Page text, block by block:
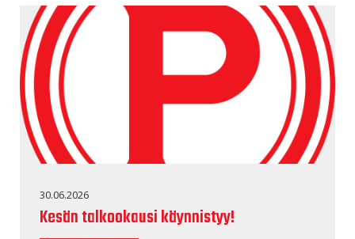
30.06.2026
Kesän talkookausi käynnistyy!